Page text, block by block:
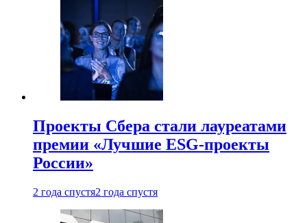
Проекты Сбера стали лауреатами
премии «Лучшие ESG-проекты
России»
2 года спустя2 года спустя